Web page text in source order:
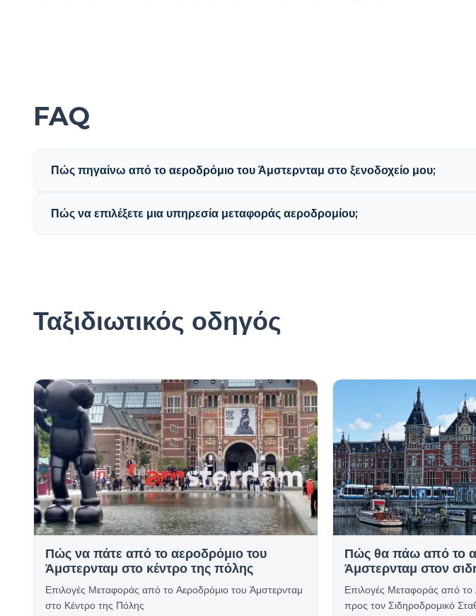
FAQ
Πώς πηγαίνω από το αεροδρόμιο του Άμστερνταμ στο ξενοδοχείο μου;
Πώς να επιλέξετε μια υπηρεσία μεταφοράς αεροδρομίου;
Ταξιδιωτικός οδηγός
Πώς να πάτε από το αεροδρόμιο του
Άμστερνταμ στο κέντρο της πόλης
Επιλογές Μεταφοράς από το Αεροδρόμιο του Άμστερνταμ
στο Κέντρο της Πόλης
Πώς θα πάω από το
Άμστερνταμ στον
Επιλογές Μεταφοράς από το
προς τον Σιδηροδρομικό